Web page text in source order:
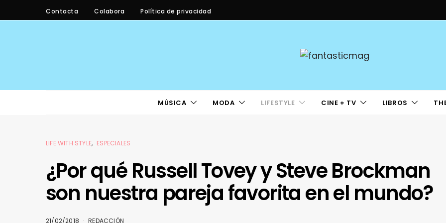
Contacta Colabora Política de privacidad
MÚSICA MODA LIFESTYLE CINE + TV LIBROS
LIFE WITH STYLE ESPECIALES
¿Por qué Russell Tovey y Steve Brockman
son nuestra pareja favorita en el mundo?
21/02/2018 REDACCIÓN